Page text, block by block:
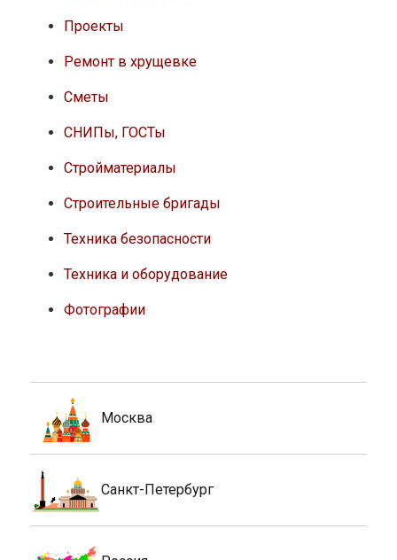
Проекты
Ремонт в хрущевке
Сметы
СНИПы, ГОСТы
Стройматериалы
Строительные бригады
Техника безопасности
Техника и оборудование
Фотографии
Москва
Санкт-Петербург